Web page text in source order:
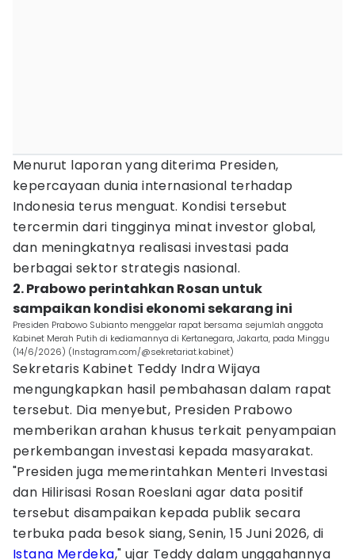
Menurut laporan yang diterima Presiden,
kepercayaan dunia internasional terhadap
Indonesia terus menguat. Kondisi tersebut
tercermin dari tingginya minat investor global,
dan meningkatnya realisasi investasi pada
berbagai sektor strategis nasional.
2. Prabowo perintahkan Rosan untuk
sampaikan kondisi ekonomi sekarang ini
Presiden Prabowo Subianto menggelar rapat bersama sejumlah anggota
Kabinet Merah Putih di kediamannya di Kertanegara, Jakarta, pada Minggu
(14/6/2026) (Instagram.com/@sekretariat.kabinet)
Sekretaris Kabinet Teddy Indra Wijaya
mengungkapkan hasil pembahasan dalam rapat
tersebut. Dia menyebut, Presiden Prabowo
memberikan arahan khusus terkait penyampaian
perkembangan investasi kepada masyarakat.
"Presiden juga memerintahkan Menteri Investasi
dan Hilirisasi Rosan Roeslani agar data positif
tersebut disampaikan kepada publik secara
terbuka pada besok siang, Senin, 15 Juni 2026, di
Istana Merdeka," ujar Teddy dalam unggahannya